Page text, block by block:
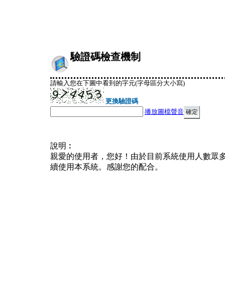
驗證碼檢查機制
請輸入您在下圖中看到的字元(字母區分大小寫)
更換驗證碼
播放圖檔聲音
說明︰
親愛的使用者，您好！由於目前系統使用人數眾
續使用本系統。感謝您的配合。